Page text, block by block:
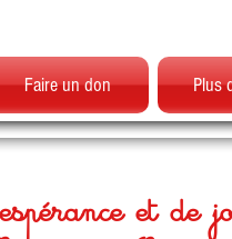
Faire un don Plus
et de